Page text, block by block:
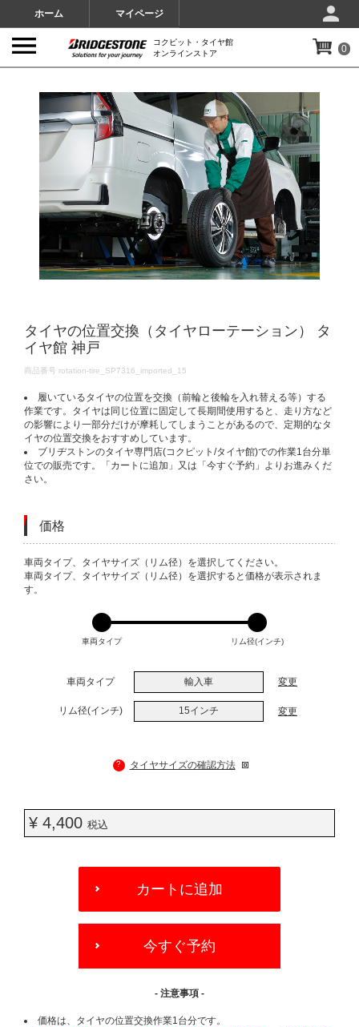
ホーム マイページ
コクピット・タイヤ館
オンラインストア
0
タイヤの位置交換（タイヤローテーション） タ
イヤ館 神戸
DETAILS
商品番号 rotation-tire_SP7316_imported_15
履いているタイヤの位置を交換（前輪と後輪を入れ替える等）する
作業です。タイヤは同じ位置に固定して長期間使用すると、走り方など
の影響により一部分だけが摩耗してしまうことがあるので、定期的なタ
イヤの位置交換をおすすめしています。
ブリヂストンのタイヤ専門店(コクピット/タイヤ館)での作業1台分単
位での販売です。「カートに追加」又は「今すぐ予約」よりお進みくだ
さい。
価格
VARIATIONS
車両タイプ、タイヤサイズ（リム径）を選択してください。
車両タイプ、タイヤサイズ（リム径）を選択すると価格が表示されま
す。
車両タイプ リム径(インチ)
車両タイプ 輸入車 変更
リム径(インチ) 15インチ 変更
? タイヤサイズの確認方法
¥ 4,400 税込
OPTIONS
カートに追加
今すぐ予約
- 注意事項 -
価格は、タイヤの位置交換作業1台分です。